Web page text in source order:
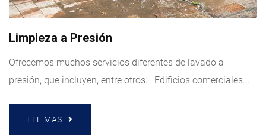
Limpieza a Presión
Ofrecemos muchos servicios diferentes de lavado a
presión, que incluyen, entre otros: Edificios comerciales...
LEE MAS